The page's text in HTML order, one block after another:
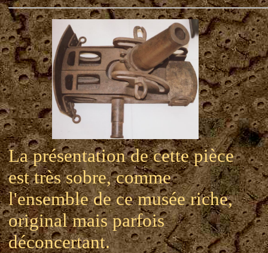
La présentation de cette pièce
est très sobre, comme
l'ensemble de ce musée riche,
original mais parfois
déconcertant.